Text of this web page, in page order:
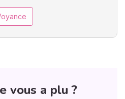
vous a plu ?